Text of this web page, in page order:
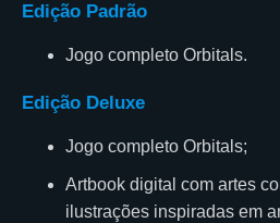
Edição Padrão
Jogo completo Orbitals.
Edição Deluxe
Jogo completo Orbitals;
Artbook digital com artes
ilustrações inspiradas em